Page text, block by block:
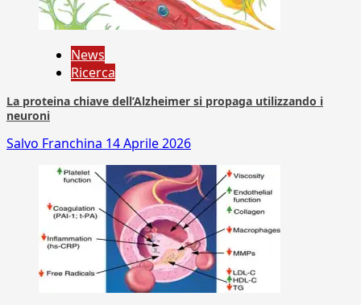
News
Ricerca
La proteina chiave dell’Alzheimer si propaga utilizzando i
neuroni
Salvo Franchina 14 Aprile 2026